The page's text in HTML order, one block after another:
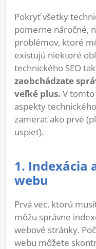
Pokryť všetky
pomerne náročné,
problémov, ktoré
existujú niektoré
technického SEO
zaobchádzate
veľké plus. V tomto
aspekty
zamerať ako prvé
uspieť).
1. Indexácia
webu
Prvá vec, ktorú
môžu správne
webové stránky.
webu môžete